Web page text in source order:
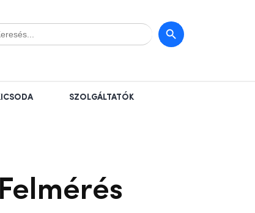
SZOLGÁLTATÓK